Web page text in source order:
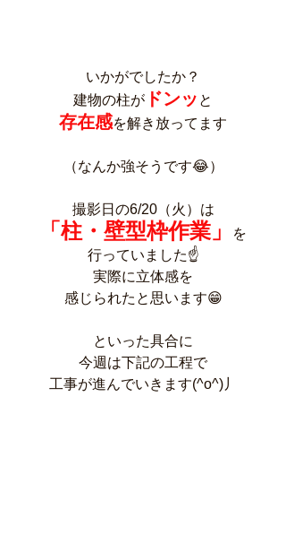
いかがでしたか？
建物の柱が ドンッ と
存在感を解き放ってます
（なんか強そうです😂）
撮影日の6/20（火）は
「柱・壁型枠作業」
を
行っていました☝️
実際に立体感を
感じられたと思います😁
といった具合に
今週は下記の工程で
工事が進んでいきます(^o^)丿